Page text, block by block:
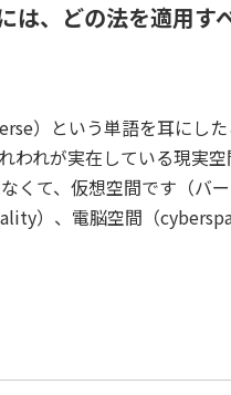
は、どの法を適用す
）という単語を耳にし
われが実在している現実
くて、仮想空間です（バ
）、電脳空間（